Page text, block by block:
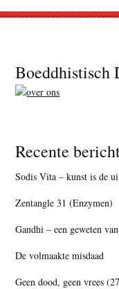
Footer
Boeddhistisch
Recente
Sodis Vita – kunst is de
Zentangle 31 (Enzymen)
Gandhi – een geweten
De volmaakte misdaad
Geen dood, geen vrees